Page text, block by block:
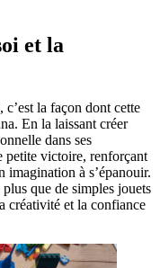
et la
la façon dont cette
En la laissant créer
dans ses
petite victoire, renforçant
imagination à s’épanouir.
que de simples jouets
créativité et la confiance